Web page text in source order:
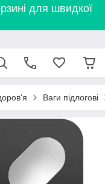
для швидкої
Ваги підлогові